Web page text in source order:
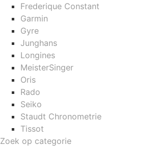
Frederique Constant
Garmin
Gyre
Junghans
Longines
MeisterSinger
Oris
Rado
Seiko
Staudt Chronometrie
Tissot
Zoek op categorie